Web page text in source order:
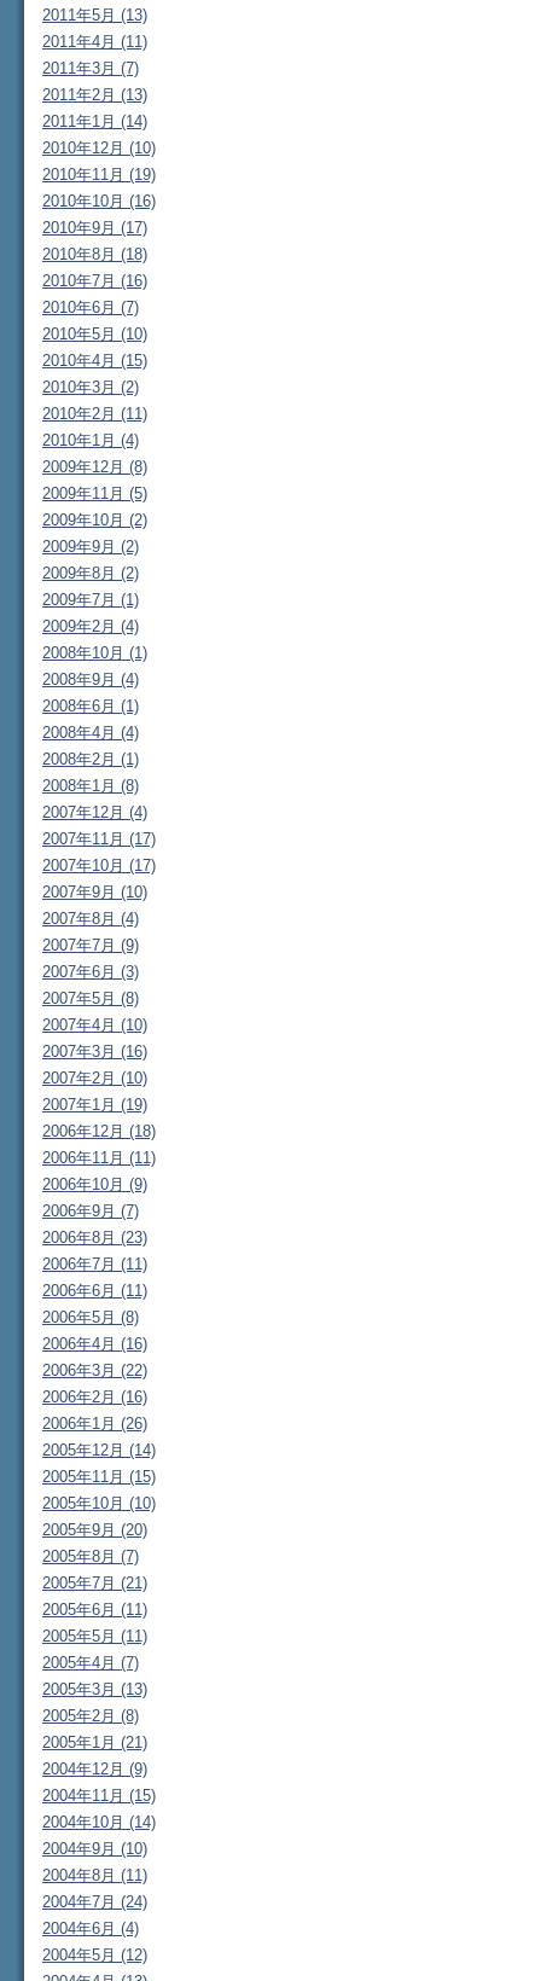
2011年5月 (13)
2011年4月 (11)
2011年3月 (7)
2011年2月 (13)
2011年1月 (14)
2010年12月 (10)
2010年11月 (19)
2010年10月 (16)
2010年9月 (17)
2010年8月 (18)
2010年7月 (16)
2010年6月 (7)
2010年5月 (10)
2010年4月 (15)
2010年3月 (2)
2010年2月 (11)
2010年1月 (4)
2009年12月 (8)
2009年11月 (5)
2009年10月 (2)
2009年9月 (2)
2009年8月 (2)
2009年7月 (1)
2009年2月 (4)
2008年10月 (1)
2008年9月 (4)
2008年6月 (1)
2008年4月 (4)
2008年2月 (1)
2008年1月 (8)
2007年12月 (4)
2007年11月 (17)
2007年10月 (17)
2007年9月 (10)
2007年8月 (4)
2007年7月 (9)
2007年6月 (3)
2007年5月 (8)
2007年4月 (10)
2007年3月 (16)
2007年2月 (10)
2007年1月 (19)
2006年12月 (18)
2006年11月 (11)
2006年10月 (9)
2006年9月 (7)
2006年8月 (23)
2006年7月 (11)
2006年6月 (11)
2006年5月 (8)
2006年4月 (16)
2006年3月 (22)
2006年2月 (16)
2006年1月 (26)
2005年12月 (14)
2005年11月 (15)
2005年10月 (10)
2005年9月 (20)
2005年8月 (7)
2005年7月 (21)
2005年6月 (11)
2005年5月 (11)
2005年4月 (7)
2005年3月 (13)
2005年2月 (8)
2005年1月 (21)
2004年12月 (9)
2004年11月 (15)
2004年10月 (14)
2004年9月 (10)
2004年8月 (11)
2004年7月 (24)
2004年6月 (4)
2004年5月 (12)